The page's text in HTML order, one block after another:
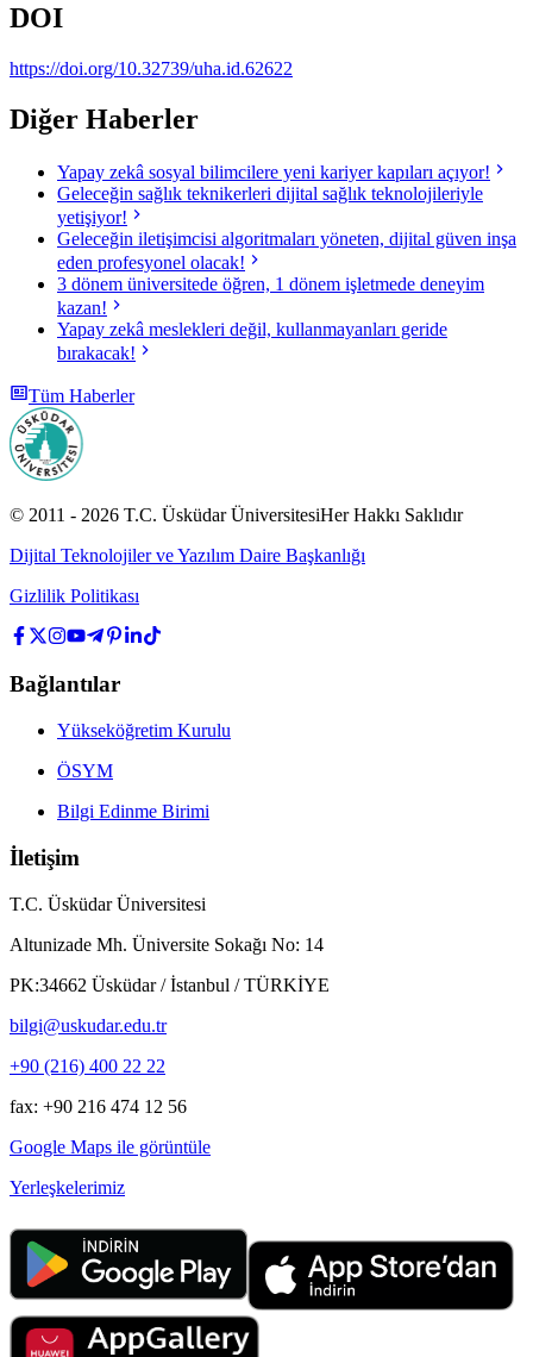
DOI
https://doi.org/10.32739/uha.id.62622
Diğer Haberler
Yapay zekâ sosyal bilimcilere yeni kariyer kapıları açıyor!
Geleceğin sağlık teknikerleri dijital sağlık teknolojileriyle
yetişiyor!
Geleceğin iletişimcisi algoritmaları yöneten, dijital güven inşa
eden profesyonel olacak!
3 dönem üniversitede öğren, 1 dönem işletmede deneyim
kazan!
Yapay zekâ meslekleri değil, kullanmayanları geride
bırakacak!
Tüm Haberler
© 2011 - 2026 T.C. Üsküdar ÜniversitesiHer Hakkı Saklıdır
Dijital Teknolojiler ve Yazılım Daire Başkanlığı
Gizlilik Politikası
Bağlantılar
Yükseköğretim Kurulu
ÖSYM
Bilgi Edinme Birimi
İletişim
T.C. Üsküdar Üniversitesi
Altunizade Mh. Üniversite Sokağı No: 14
PK:34662 Üsküdar / İstanbul / TÜRKİYE
bilgi@uskudar.edu.tr
+90 (216) 400 22 22
fax: +90 216 474 12 56
Google Maps ile görüntüle
Yerleşkelerimiz